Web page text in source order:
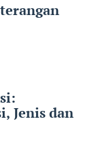
Jenis dan